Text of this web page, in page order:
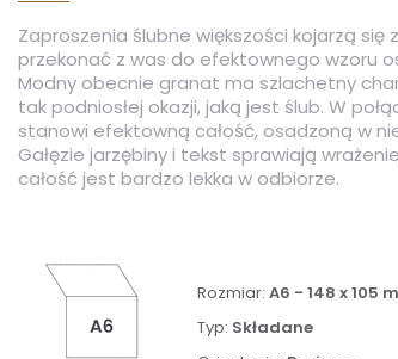
Rozmiar: A6 - 148 x 105
Typ: Składane
Zaproszenia ślubne większości kojarzą
przekonać z was do efektownego wzoru
Modny obecnie granat ma szlachetny
tak podniosłej okazji, jaką jest ślub. W
stanowi efektowną całość, osadzoną w
Gałęzie jarzębiny i tekst sprawiają
całość jest bardzo lekka w odbiorze.